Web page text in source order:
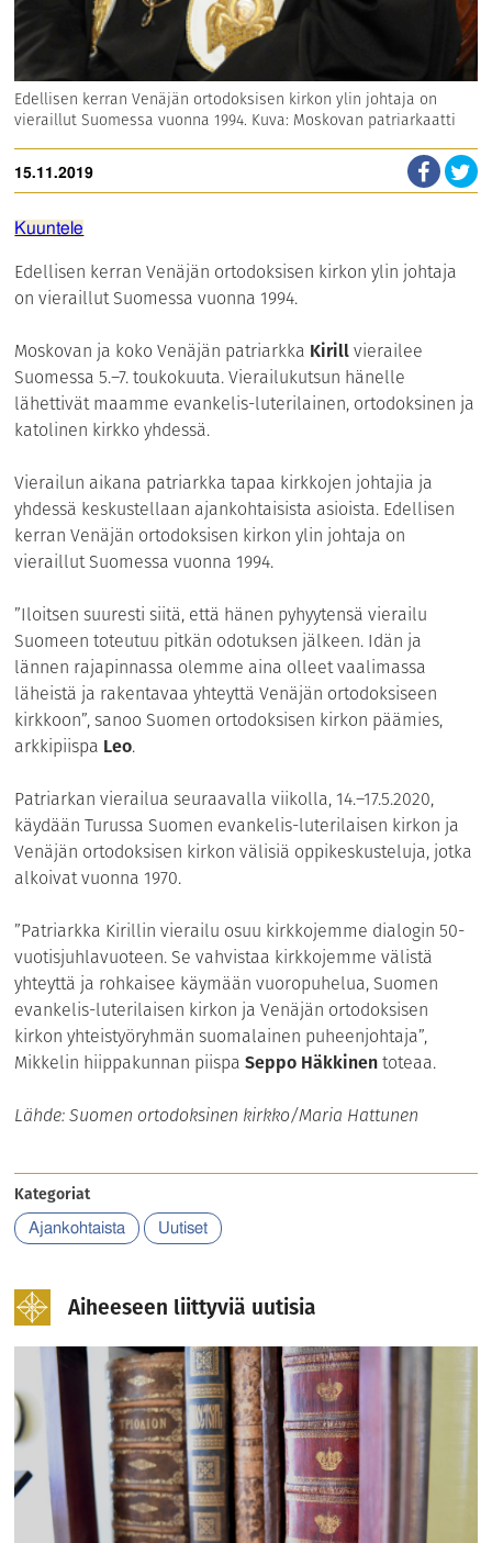
Edellisen kerran Venäjän ortodoksisen kirkon ylin johtaja on
vieraillut Suomessa vuonna 1994. Kuva: Moskovan patriarkaatti
15.11.2019
Kuuntele
Edellisen kerran Venäjän ortodoksisen kirkon ylin johtaja
on vieraillut Suomessa vuonna 1994.
Moskovan ja koko Venäjän patriarkka Kirillvierailee
Suomessa 5.–7. toukokuuta. Vierailukutsun hänelle
lähettivät maamme evankelis-luterilainen, ortodoksinen ja
katolinen kirkko yhdessä.
Vierailun aikana patriarkka tapaa kirkkojen johtajia ja
yhdessä keskustellaan ajankohtaisista asioista. Edellisen
kerran Venäjän ortodoksisen kirkon ylin johtaja on
vieraillut Suomessa vuonna 1994.
”Iloitsen suuresti siitä, että hänen pyhyytensä vierailu
Suomeen toteutuu pitkän odotuksen jälkeen. Idän ja
lännen rajapinnassa olemme aina olleet vaalimassa
läheistä ja rakentavaa yhteyttä Venäjän ortodoksiseen
kirkkoon”, sanoo Suomen ortodoksisen kirkon päämies,
arkkipiispa Leo.
Patriarkan vierailua seuraavalla viikolla, 14.–17.5.2020,
käydään Turussa Suomen evankelis-luterilaisen kirkon ja
Venäjän ortodoksisen kirkon välisiä oppikeskusteluja, jotka
alkoivat vuonna 1970.
”Patriarkka Kirillin vierailu osuu kirkkojemme dialogin 50-
vuotisjuhlavuoteen. Se vahvistaa kirkkojemme välistä
yhteyttä ja rohkaisee käymään vuoropuhelua, Suomen
evankelis-luterilaisen kirkon ja Venäjän ortodoksisen
kirkon yhteistyöryhmän suomalainen puheenjohtaja”,
Mikkelin hiippakunnan piispaSeppo Häkkinentoteaa.
Lähde: Suomen ortodoksinen kirkko/Maria Hattunen
Kategoriat
Ajankohtaista Uutiset
Aiheeseen liittyviä uutisia